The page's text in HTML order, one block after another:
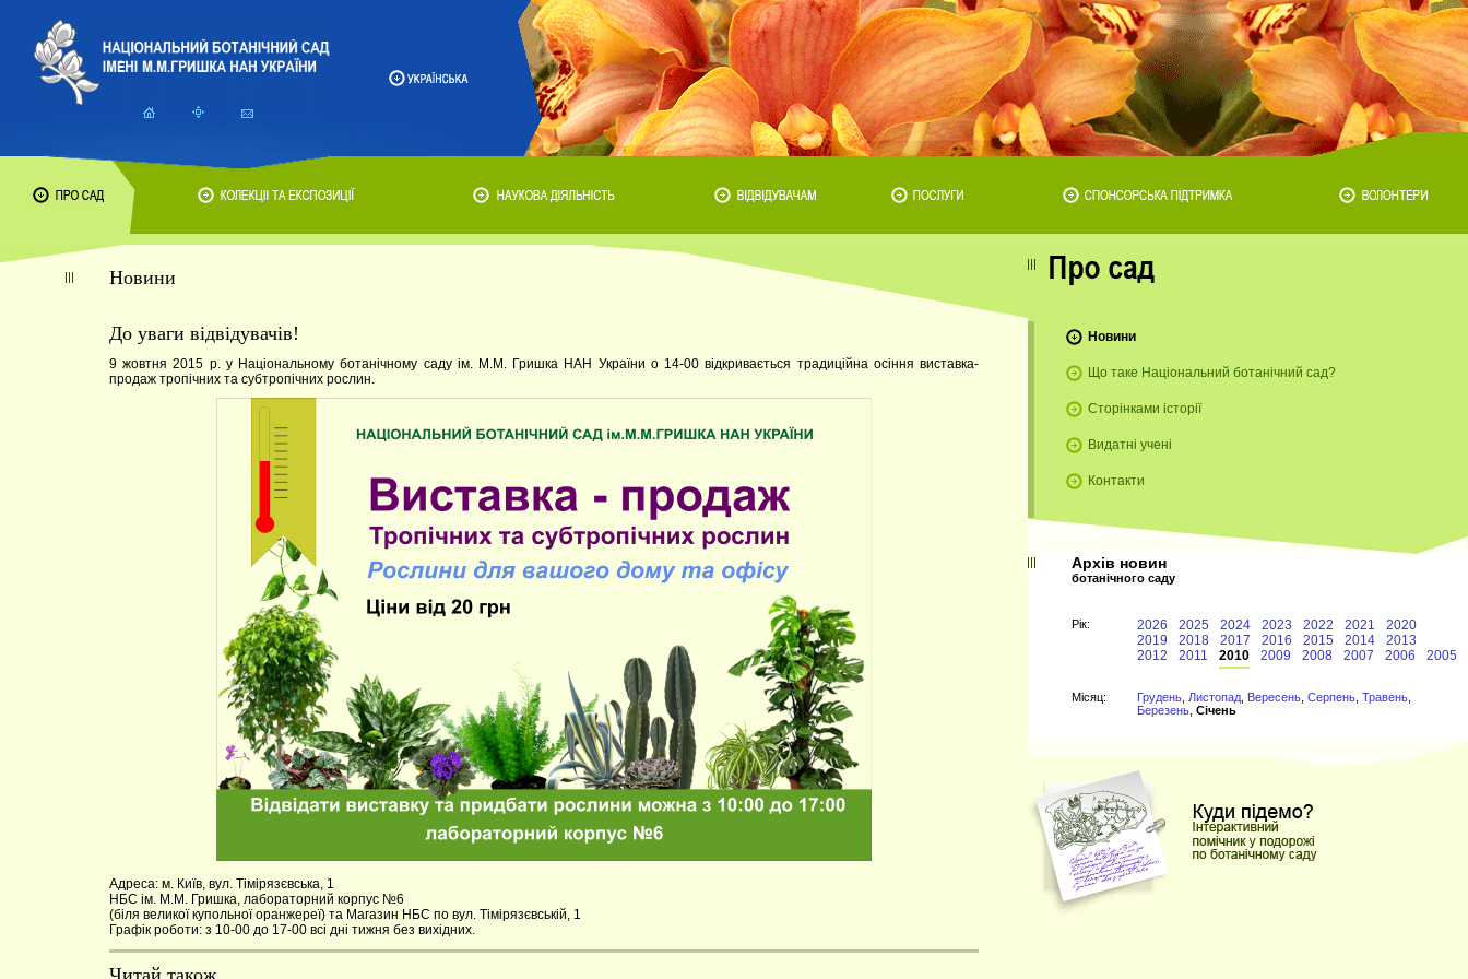
Новини
До уваги відвідувачів!
9 жовтня 2015 р. у Національному ботанічному саду ім. М.М. Гришка НАН України о 14-00 відкривається традиційна осіння виставка-
продаж тропічних та субтропічних рослин.
Адреса: м. Київ, вул. Тімірязєвська, 1
НБС ім. М.М. Гришка, лабораторний корпус №6
(біля великої купольної оранжереї) та Магазин НБС по вул. Тімірязєвській, 1
Графік роботи: з 10-00 до 17-00 всі дні тижня без вихідних.
Читай також
Новини
Що таке Національний ботанічний сад?
Сторінками історії
Видатні учені
Контакти
Архів новин
ботанічного саду
Рiк: 2026 2025 2024 2023 2022 2021
2020
2019
2018 2017 2016 2015 2014
2013
2012
2011 2010 2009 2008 2007 2006 2005
Мiсяц: Грудень Листопад Вересень Серпень Травень
Березень Січень